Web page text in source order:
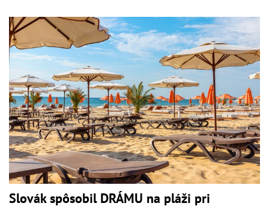
Slovák spôsobil DRÁMU na pláži pri